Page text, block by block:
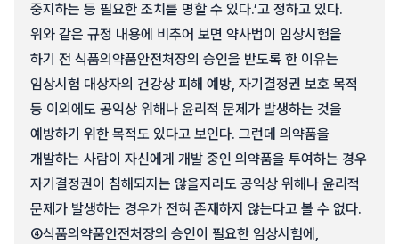
중지하는 등 필요한 조치를 명할 수 있다.’고 정하고 있다.
위와 같은 규정 내용에 비추어 보면 약사법이 임상시험을
하기 전 식품의약품안전처장의 승인을 받도록 한 이유는
임상시험 대상자의 건강상 피해 예방, 자기결정권 보호 목적
등 이외에도 공익상 위해나 윤리적 문제가 발생하는 것을
예방하기 위한 목적도 있다고 보인다. 그런데 의약품을
개발하는 사람이 자신에게 개발 중인 의약품을 투여하는 경우
자기결정권이 침해되지는 않을지라도 공익상 위해나 윤리적
문제가 발생하는 경우가 전혀 존재하지 않는다고 볼 수 없다.
④식품의약품안전처장의 승인이 필요한 임상시험에,